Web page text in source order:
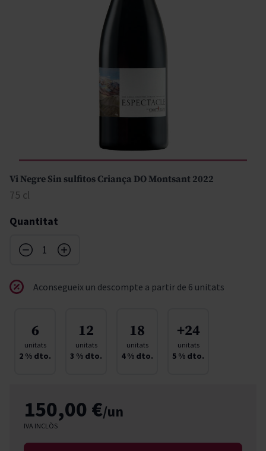
Vi Negre Sin sulfitos Criança DO Montsant 2022
75 cl
Quantitat
Aconsegueix un descompte a partir de 6 unitats
6
unitats
2 % dto.
12
unitats
3 % dto.
18
unitats
4% dto.
+24
unitats
5 % dto.
150,00 €/un
IVA INCLÒS